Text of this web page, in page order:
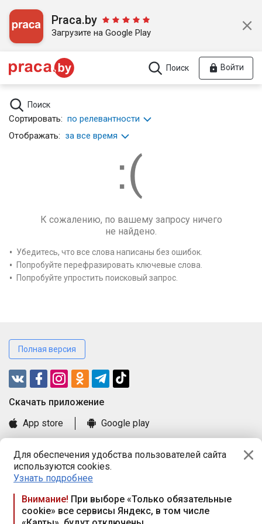
Для обеспечения удобства пользователей сайта
используются cookies.
Узнать подробнее
Внимание! При выборе «Только обязательные
cookie» все сервисы Яндекс, в том числе
Praca.by
Загрузите на Google Play
Поиск Войти
Поиск
Сортировать: по релевантности
Отображать: за все время
К сожалению, по вашему запросу ничего
не найдено.
Убедитесь, что все слова написаны без ошибок.
Попробуйте перефразировать ключевые слова.
Попробуйте упростить поисковый запрос.
Полная версия
Cкачать приложение
App store
Google play
Книга замечаний и предложений
Правила и документы
Praca.by © 2000—2026, ООО «ПРАЦА БАЙ»
Республика Беларусь, 220114, г. Минск, пр-т Независимости
117а, пом. № 9.